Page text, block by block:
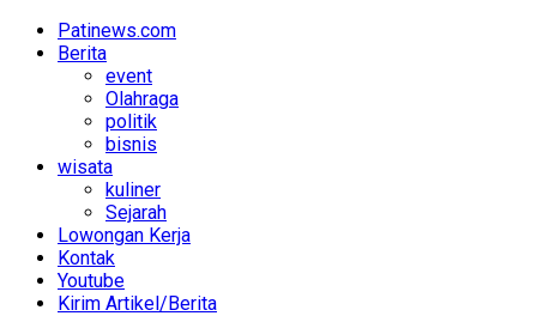
Patinews.com
Berita
event
Olahraga
politik
bisnis
wisata
kuliner
Sejarah
Lowongan Kerja
Kontak
Youtube
Kirim Artikel/Berita